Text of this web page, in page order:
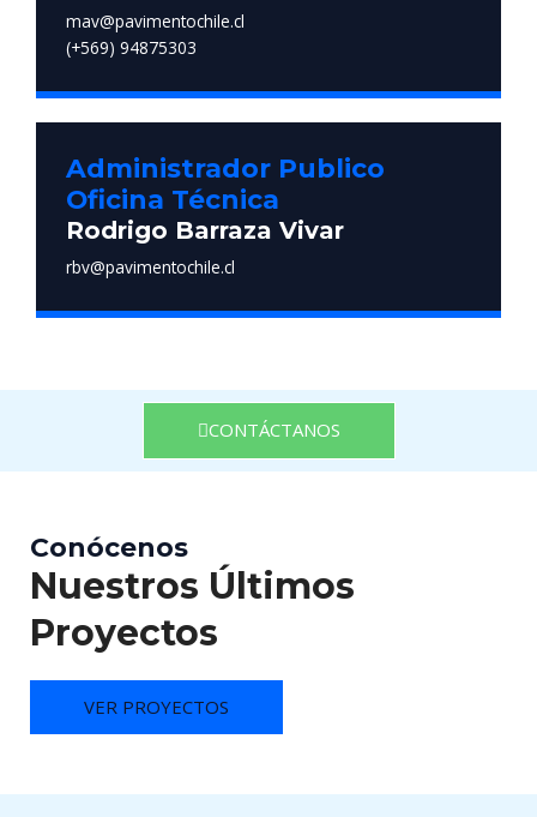
mav@pavimentochile.cl
(+569) 94875303
Administrador Publico
Oficina Técnica
Rodrigo Barraza Vivar
rbv@pavimentochile.cl
CONTÁCTANOS
Conócenos
Nuestros Últimos
Proyectos
VER PROYECTOS